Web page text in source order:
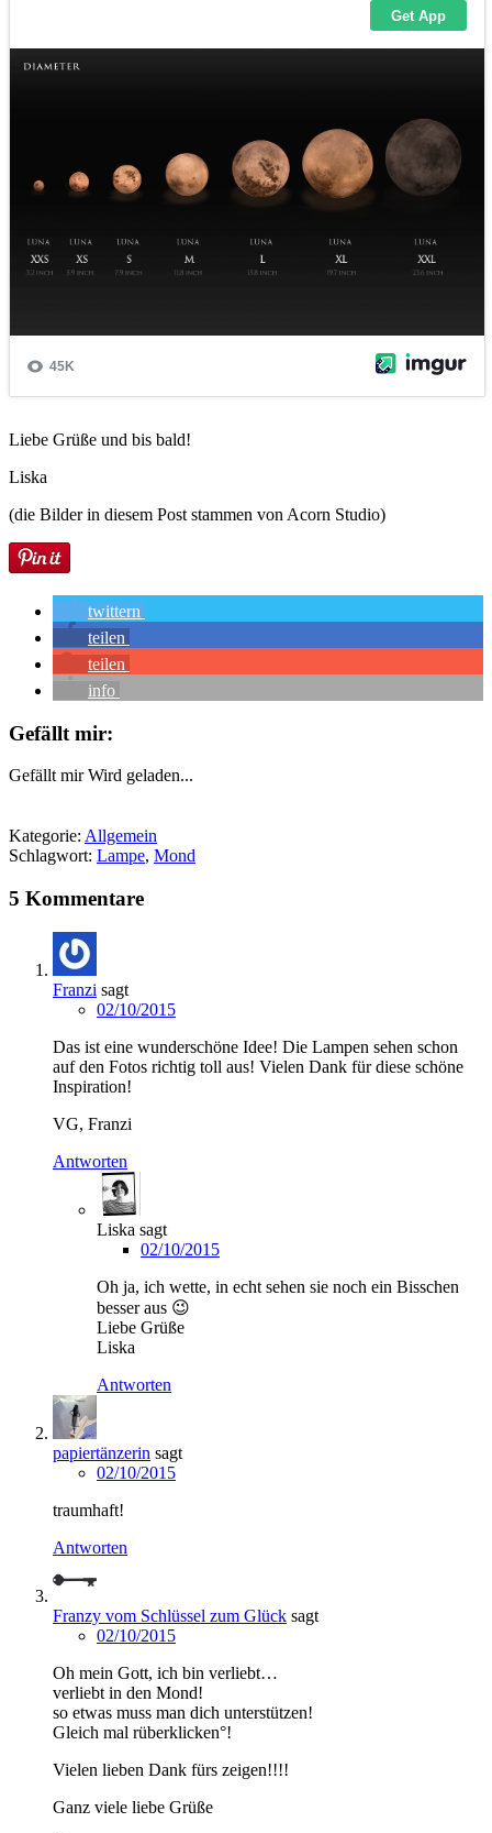
Liebe Grüße und bis bald!
Liska
(die Bilder in diesem Post stammen von Acorn Studio)
twittern
teilen
teilen
info
Gefällt mir:
Gefällt mir Wird geladen...
Kategorie: Allgemein
Schlagwort: Lampe, Mond
5 Kommentare
Franzi sagt
02/10/2015
Das ist eine wunderschöne Idee! Die Lampen sehen schon
auf den Fotos richtig toll aus! Vielen Dank für diese schöne
Inspiration!
VG, Franzi
Antworten
Liska sagt
02/10/2015
Oh ja, ich wette, in echt sehen sie noch ein Bisschen
besser aus 😉
Liebe Grüße
Liska
Antworten
papiertänzerin sagt
02/10/2015
traumhaft!
Antworten
Franzy vom Schlüssel zum Glück sagt
02/10/2015
Oh mein Gott, ich bin verliebt…
verliebt in den Mond!
so etwas muss man dich unterstützen!
Gleich mal rüberklicken°!
Vielen lieben Dank fürs zeigen!!!!
Ganz viele liebe Grüße